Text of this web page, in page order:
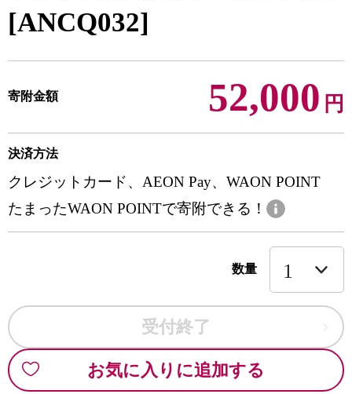
[ANCQ032]
寄附金額 52,000 円
決済方法
クレジットカード、AEON Pay、WAON POINT
たまったWAON POINTで寄附できる！
数量
受付終了
お気に入りに追加する